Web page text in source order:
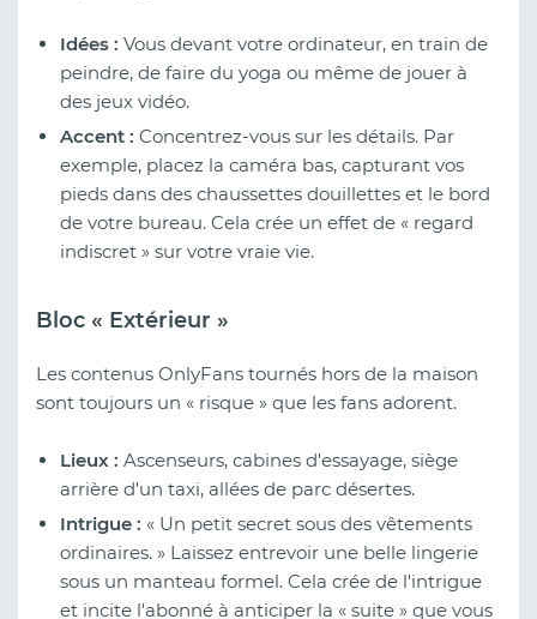
Idées : Vous devant votre ordinateur, en train de
peindre, de faire du yoga ou même de jouer à
des jeux vidéo.
Accent : Concentrez-vous sur les détails. Par
exemple, placez la caméra bas, capturant vos
pieds dans des chaussettes douillettes et le bord
de votre bureau. Cela crée un effet de « regard
indiscret » sur votre vraie vie.
Bloc « Extérieur »
Les contenus OnlyFans tournés hors de la maison
sont toujours un « risque » que les fans adorent.
Lieux : Ascenseurs, cabines d'essayage, siège
arrière d'un taxi, allées de parc désertes.
Intrigue : « Un petit secret sous des vêtements
ordinaires. » Laissez entrevoir une belle lingerie
sous un manteau formel. Cela crée de l'intrigue
et incite l'abonné à anticiper la « suite » que vous